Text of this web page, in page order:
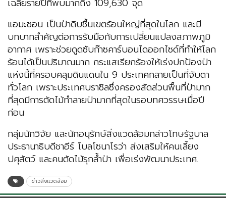
เฉลี่ยรายปีที่พบมากถึง 109,630 จุด
แอมะซอน เป็นป่าดิบชื้นเขตร้อนใหญ่ที่สุดในโลก และมี
บทบาทสำคัญต่อการรับมือกับการเปลี่ยนแปลงสภาพภูมิ
อากาศ เพราะช่วยดูดซับก๊าซคาร์บอนไดออกไซด์ที่ทำให้โลก
ร้อนได้เป็นปริมาณมาก กระแสเรียกร้องให้เร่งปกป้องป่า
แห่งนี้ที่ครอบคลุมดินแดนใน 9 ประเทศกลายเป็นที่จับตา
ทั่วโลก เพราะประเทศบราซิลซึ่งครองสัดส่วนพื้นที่ป่ามาก
ที่สุดมีการตัดไม้ทำลายป่ามากที่สุดในรอบทศวรรษเมื่อปี
ก่อน
กลุ่มนักวิจัย และนักอนุรักษ์สิ่งแวดล้อมกล่าวโทษรัฐบาล
ประธานาธิบดีชาอีร์ โบลโซนาโรว่า ส่งเสริมให้คนเลี้ยง
ปศุสัตว์ และคนตัดไม้รุกล้ำป่า เพื่อเร่งพัฒนาประเทศ.
ข่าวสิ่งแวดล้อม